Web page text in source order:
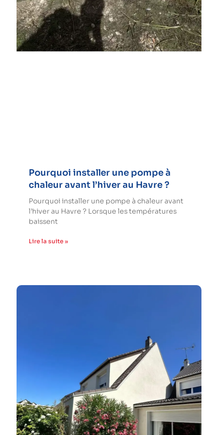
Pourquoi installer une pompe à
chaleur avant l’hiver au Havre ?
Pourquoi installer une pompe à chaleur avant
l’hiver au Havre ? Lorsque les températures
baissent
Lire la suite »